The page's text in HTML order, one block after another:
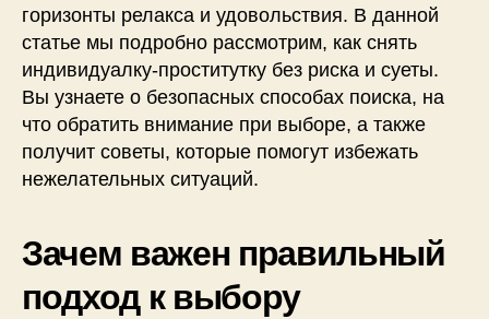
горизонты релакса и удовольствия. В данной
статье мы подробно рассмотрим, как снять
индивидуалку-проститутку без риска и суеты.
Вы узнаете о безопасных способах поиска, на
что обратить внимание при выборе, а также
получит советы, которые помогут избежать
нежелательных ситуаций.
Зачем важен правильный
подход к выбору